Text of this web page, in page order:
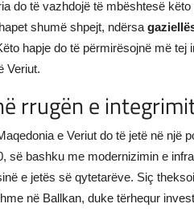
do të vazhdojë të mbështesë
shumë shpejt, ndërsa
hapje do të përmirësojnë më
Veriut.
rrugën e
e Veriut do të jetë në një
së bashku me modernizimin e
e jetës së qytetarëve. Siç
në Ballkan, duke tërhequr